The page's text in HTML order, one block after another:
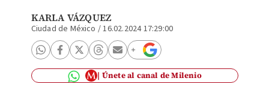
KARLA VÁZQUEZ
Ciudad de México /16.02.2024 17:29:00
Únete al canal de Milenio